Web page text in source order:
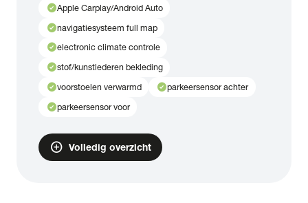
check_circleApple Carplay/Android Auto
check_circlenavigatiesysteem full map
check_circleelectronic climate controle
check_circlestof/kunstlederen bekleding
check_circlevoorstoelen verwarmd check_circleparkeersensor achter
check_circleparkeersensor voor
add_circle Volledig overzicht